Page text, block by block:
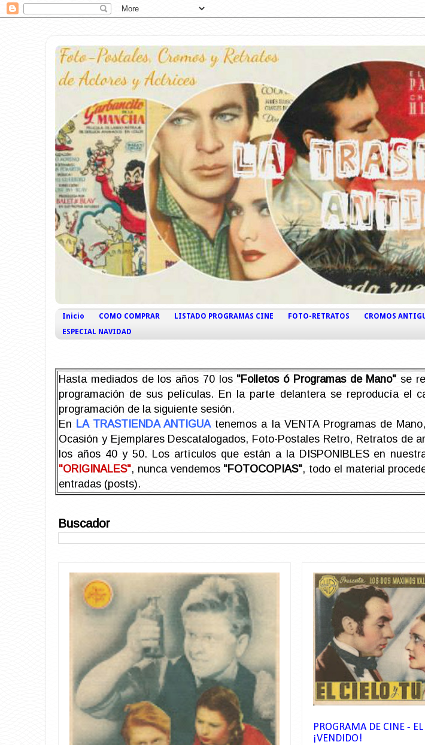
Inicio COMO COMPRAR LISTADO PROGRAMAS CINE FOTO-RETRATOS CROMOS
ESPECIAL NAVIDAD
Hasta mediados de los años 70 los "Folletos ó Programas de Mano" se
programación de sus películas. En la parte delantera se reproducía
programación de la siguiente sesión.
En LA TRASTIENDA ANTIGUAtenemos a la VENTA Programas de
Ocasión y Ejemplares Descatalogados, Foto-Postales Retro, Retratos de
los años 40 y 50. Los artículos que están a la DISPONIBLES en
"ORIGINALES", nunca vendemos "FOTOCOPIAS", todo el material
entradas (posts).
Buscador
PROGRAMA DE CINE -
¡VENDIDO!